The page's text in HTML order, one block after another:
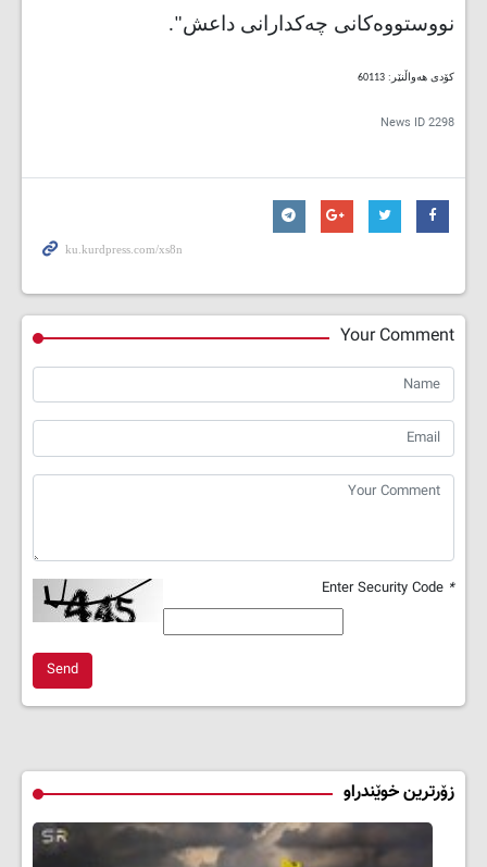
نووستووەکانی چەکدارانی داعش".
کۆدی هەواڵنێر: 60113
News ID2298
Your Comment
*
Send
زۆرترین خوێندراو